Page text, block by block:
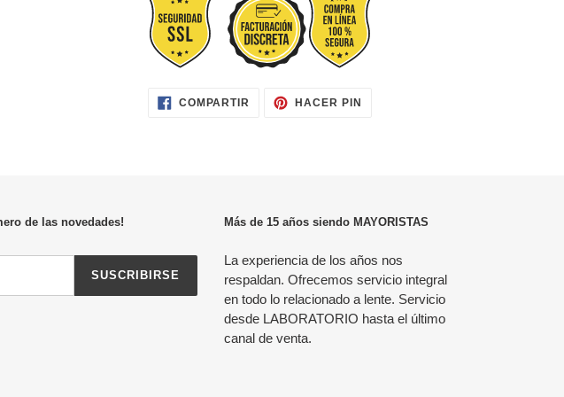
COMPARTIR COMPARTIRHACER PIN
de las novedades!
SUSCRIBIRSE
Más de 15 años siendo MAYORISTAS
La experiencia de los años nos
respaldan. Ofrecemos servicio integral
en todo lo relacionado a lente. Servicio
desde LABORATORIO hasta el último
canal de venta.